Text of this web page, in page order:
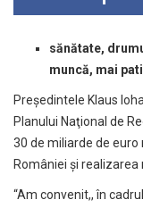
sănătate,
muncă, mai
Preşedintele Klaus
Planului Naţional de
30 de miliarde de
României şi
“Am convenit,, în